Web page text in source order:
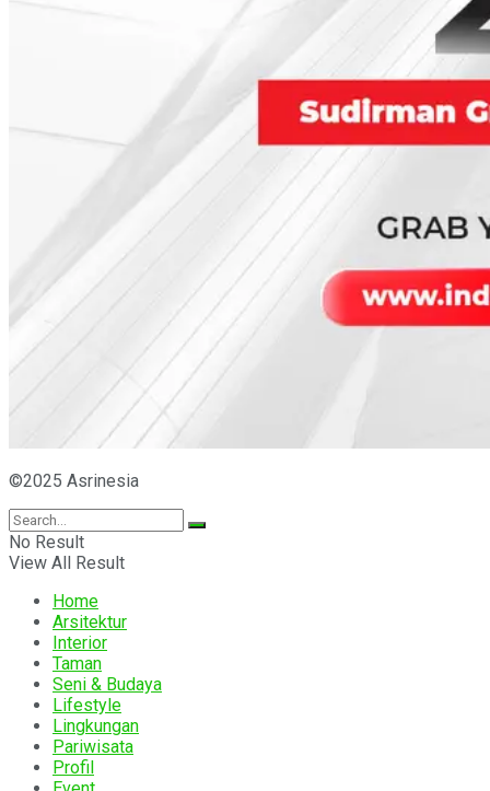
©2025 Asrinesia
No Result
View All Result
Home
Arsitektur
Interior
Taman
Seni & Budaya
Lifestyle
Lingkungan
Pariwisata
Profil